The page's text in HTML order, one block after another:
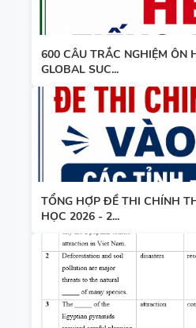
600 CÂU TRẮC NGHIỆM ÔN
GLOBAL SUC...
TỔNG HỢP ĐỀ THI CHÍNH
HỌC 2026 - 2...